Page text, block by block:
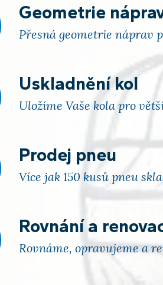
Geometrie
Přesná geometrie náprav
Uskladnění kol
Uložíme Vaše kola pro
Prodej pneu
Více jak 150 kusů pneu
Rovnání a
Rovnáme, opravujeme a